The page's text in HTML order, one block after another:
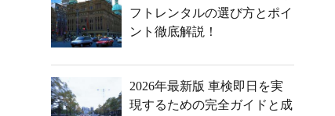
フトレンタルの選び方とポイ
ント徹底解説！
2026年最新版 車検即日を実
現するための完全ガイドと成